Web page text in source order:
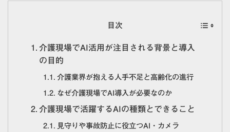
目次
介護現場でAI活用が注目される背景と導入
の目的
介護業界が抱える人手不足と高齢化の進行
なぜ介護現場でAI導入が必要なのか
介護現場で活躍するAIの種類とできること
見守りや事故防止に役立つAI・カメラ